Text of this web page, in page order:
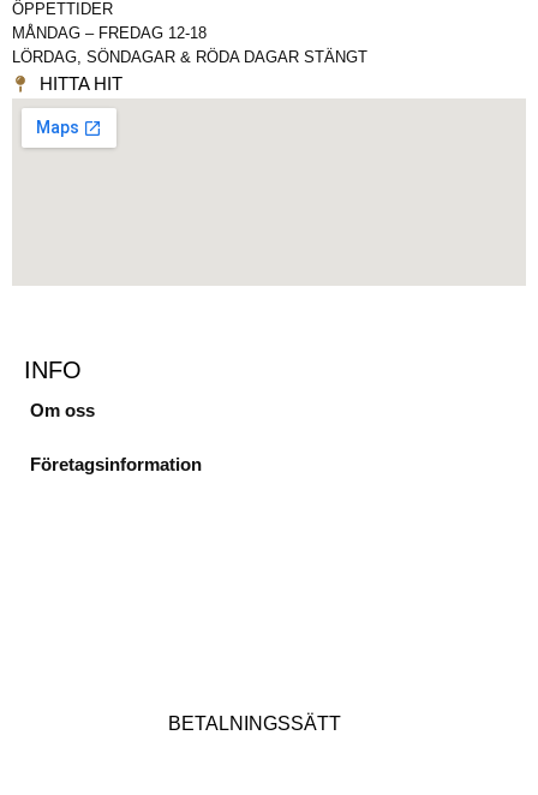
ÖPPETTIDER
MÅNDAG – FREDAG 12-18
LÖRDAG, SÖNDAGAR & RÖDA DAGAR STÄNGT
HITTA HIT
INFO
Om oss
Företagsinformation
BETALNINGSSÄTT